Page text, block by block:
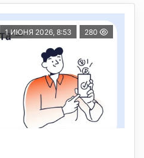
1 ИЮНЯ 2026, 8:53 280